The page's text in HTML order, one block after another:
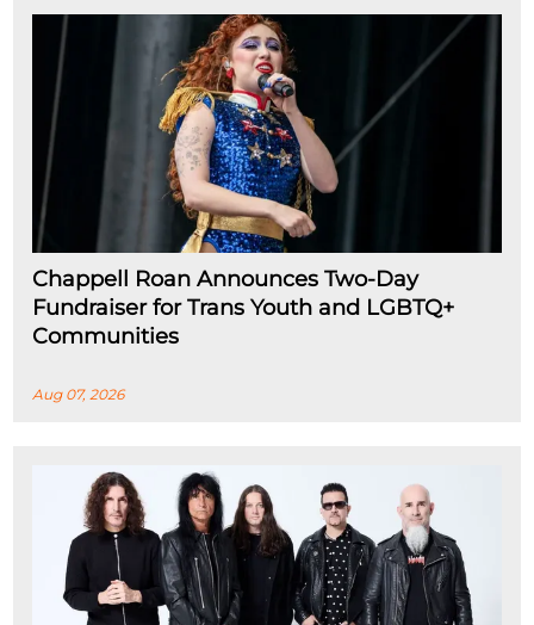
Chappell Roan Announces Two-Day
Fundraiser for Trans Youth and LGBTQ+
Communities
Aug 07, 2026